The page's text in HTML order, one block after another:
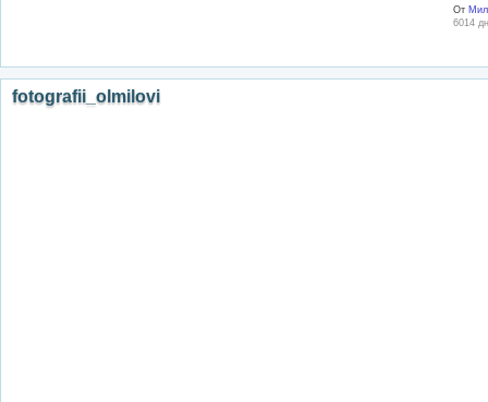
От
6014
fotografii_olmilovi